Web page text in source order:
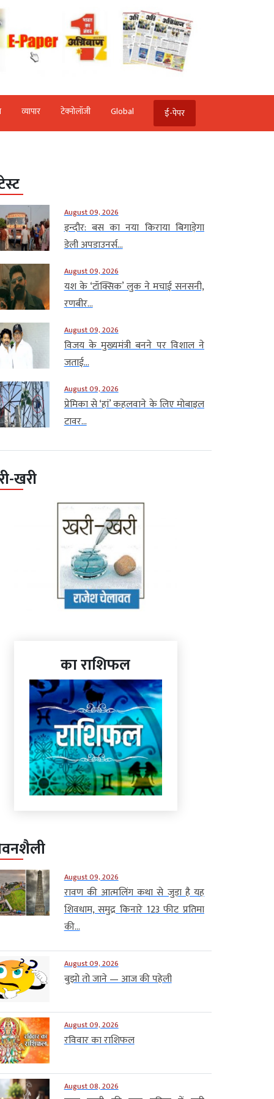
व्‍यापार टेक्‍नोलॉजी Global ई-पेपर
August 09, 2026
इन्दौर: बस का नया किराया बिगाड़ेगा
डेली अपडाउनर्स...
August 09, 2026
यश के ‘टॉक्सिक’ लुक ने मचाई सनसनी,
रणबीर...
August 09, 2026
विजय के मुख्यमंत्री बनने पर विशाल ने
जताई...
August 09, 2026
प्रेमिका से ‘हां’ कहलवाने के लिए मोबाइल
टावर...
खरी
का राशिफल
August 09, 2026
रावण की आत्मलिंग कथा से जुड़ा है यह
शिवधाम, समुद्र किनारे 123 फीट प्रतिमा
की...
August 09, 2026
बुझो तो जाने — आज की पहेली
August 09, 2026
रविवार का राशिफल
August 08, 2026